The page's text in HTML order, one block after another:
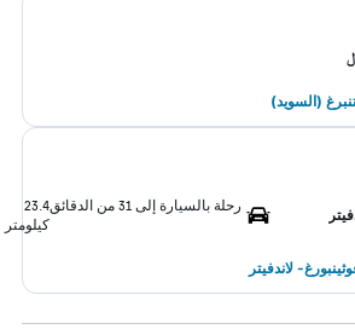
(السويد)
رحلة بالسيارة إلى 31 من الدقائق
23.4
كيلومتر
لاندفيتر